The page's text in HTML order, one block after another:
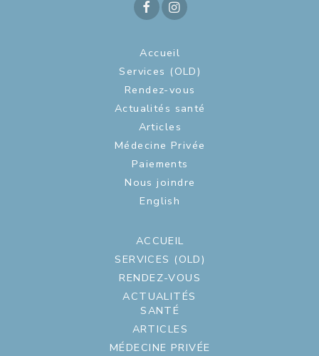
Accueil
Services (OLD)
Rendez-vous
Actualités santé
Articles
Médecine Privée
Paiements
Nous joindre
English
ACCUEIL
SERVICES (OLD)
RENDEZ-VOUS
ACTUALITÉS
SANTÉ
ARTICLES
MÉDECINE PRIVÉE